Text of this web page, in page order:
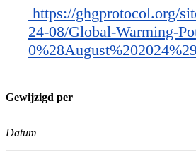
https://ghgprotocol.org/
24-08/Global-Warming-
Gewijzigd per
Datum